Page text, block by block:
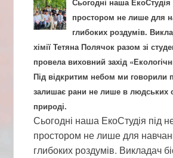
простором не лише для
глибоких роздумів.
хімії Тетяна Полячок разом зі
провела виховний захід
Під відкритим небом ми говорили
залишає рани не лише в людських
природі.
Сьогодні наша ЕкоСтудія під
простором не лише для
глибоких роздумів. Викладач